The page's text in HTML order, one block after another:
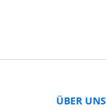
ÜBER UNS